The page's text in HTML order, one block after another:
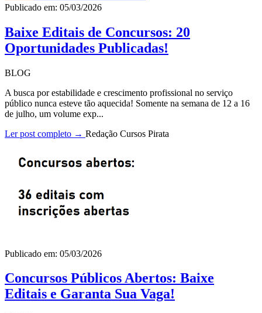
Publicado em: 05/03/2026
Baixe Editais de Concursos: 20
Oportunidades Publicadas!
BLOG
A busca por estabilidade e crescimento profissional no serviço
público nunca esteve tão aquecida! Somente na semana de 12 a 16
de julho, um volume exp...
Ler post completo → Redação Cursos Pirata
Publicado em: 05/03/2026
Concursos Públicos Abertos: Baixe
Editais e Garanta Sua Vaga!